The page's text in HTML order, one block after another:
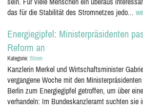
das für die Stabilität des Stromnetzes jedo...
Energiegipfel: Ministerpräsidenten
Reform an
Kategorie: Strom
Kanzlerin Merkel und Wirtschaftsminister
vergangene Woche mit den
Berlin zum Energiegipfel getroffen, um über
verhandeln: Im Bundeskanzleramt suchten sie